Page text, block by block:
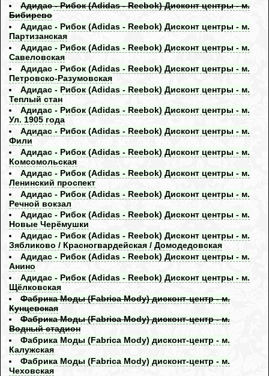
Адидас - Рибок (Adidas - Reebok) Дисконт центры - м.
Бибирево
Адидас - Рибок (Adidas - Reebok) Дисконт центры - м.
Партизанская
Адидас - Рибок (Adidas - Reebok) Дисконт центры - м.
Савеловская
Адидас - Рибок (Adidas - Reebok) Дисконт центры - м.
Петровско-Разумовская
Адидас - Рибок (Adidas - Reebok) Дисконт центры - м.
Теплый стан
Адидас - Рибок (Adidas - Reebok) Дисконт центры - м.
Ул. 1905 года
Адидас - Рибок (Adidas - Reebok) Дисконт центры - м.
Фили
Адидас - Рибок (Adidas - Reebok) Дисконт центры - м.
Комсомольская
Адидас - Рибок (Adidas - Reebok) Дисконт центры - м.
Ленинский проспект
Адидас - Рибок (Adidas - Reebok) Дисконт центры - м.
Речной вокзал
Адидас - Рибок (Adidas - Reebok) Дисконт центры - м.
Новые Черёмушки
Адидас - Рибок (Adidas - Reebok) Дисконт центры - м.
Зябликово / Красногвардейская / Домодедовская
Адидас - Рибок (Adidas - Reebok) Дисконт центры - м.
Анино
Адидас - Рибок (Adidas - Reebok) Дисконт центры - м.
Щёлковская
Фабрика Моды (Fabrica Mody) дисконт-центр - м.
Кунцевская
Фабрика Моды (Fabrica Mody) дисконт-центр - м.
Водный стадион
Фабрика Моды (Fabrica Mody) дисконт-центр - м.
Калужская
Фабрика Моды (Fabrica Mody) дисконт-центр - м.
Чеховская